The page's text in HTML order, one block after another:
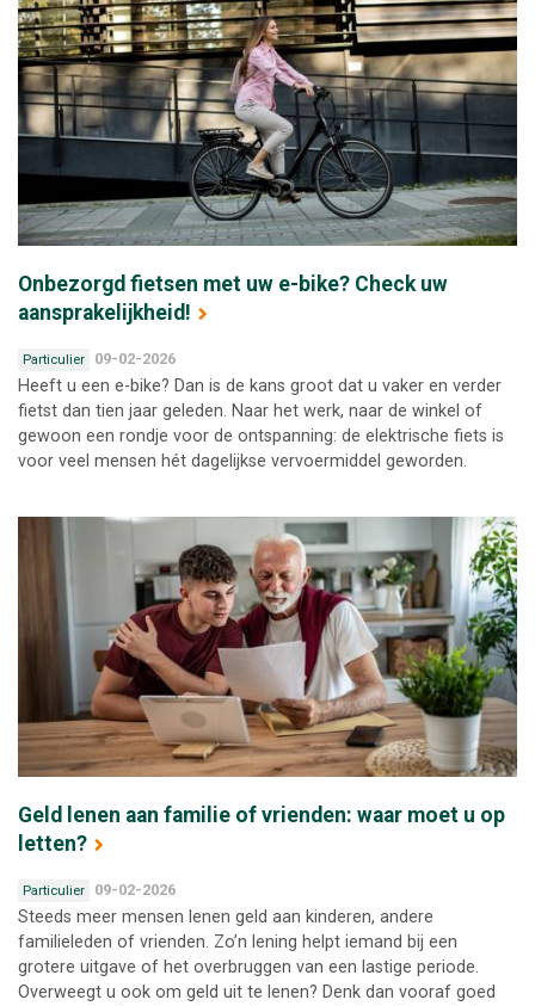
Onbezorgd fietsen met uw e-bike? Check uw
aansprakelijkheid!
Particulier 09-02-2026
Heeft u een e-bike? Dan is de kans groot dat u vaker en verder
fietst dan tien jaar geleden. Naar het werk, naar de winkel of
gewoon een rondje voor de ontspanning: de elektrische fiets is
voor veel mensen hét dagelijkse vervoermiddel geworden.
Geld lenen aan familie of vrienden: waar moet u op
letten?
Particulier 09-02-2026
Steeds meer mensen lenen geld aan kinderen, andere
familieleden of vrienden. Zo’n lening helpt iemand bij een
grotere uitgave of het overbruggen van een lastige periode.
Overweegt u ook om geld uit te lenen? Denk dan vooraf goed